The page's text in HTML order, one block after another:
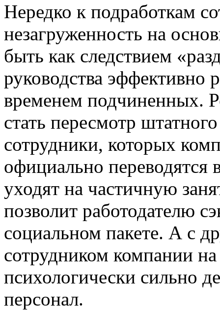
Нередко к подработкам
незагруженность на
быть как следствием
руководства эффективно
временем подчиненных.
стать пересмотр
сотрудники, которых
официально переводятся
уходят на частичную
позволит работодателю
социальном пакете. А с
сотрудником компании
психологически сильно
персонал.